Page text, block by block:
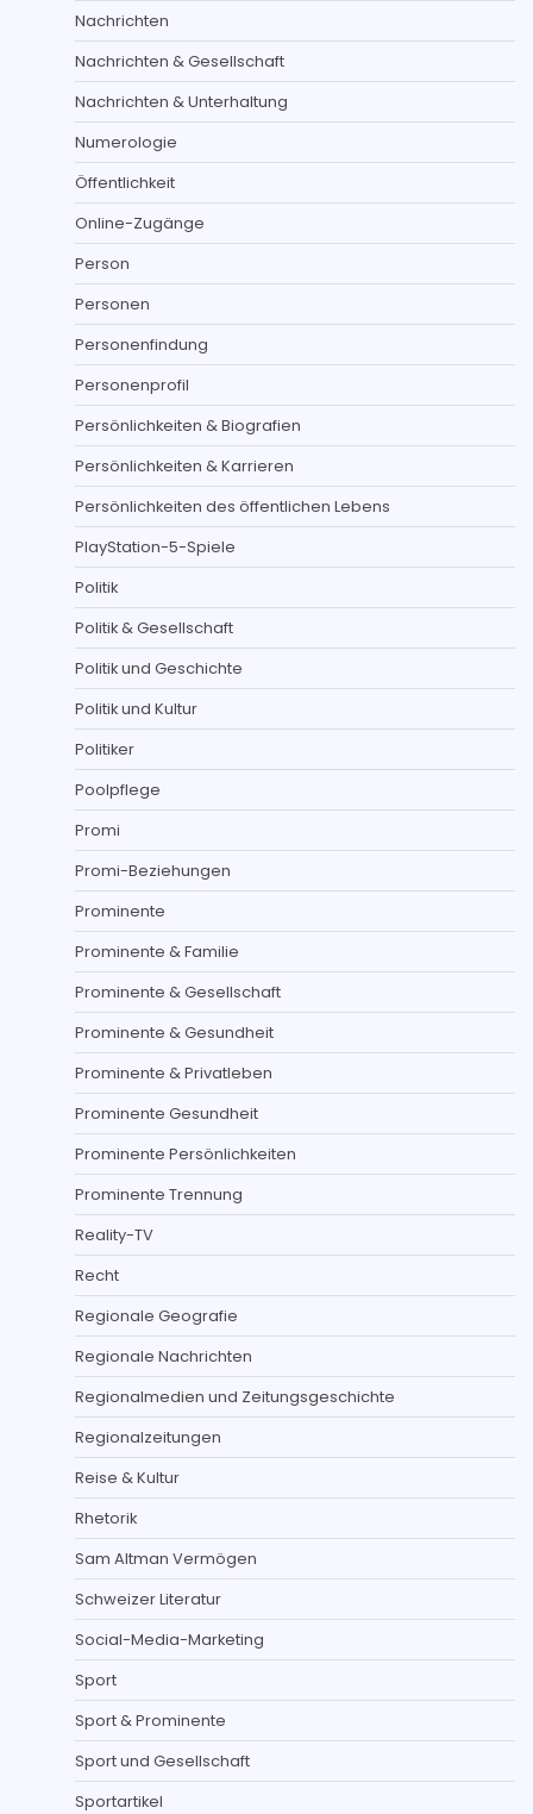
Nachrichten
Nachrichten & Gesellschaft
Nachrichten & Unterhaltung
Numerologie
Öffentlichkeit
Online-Zugänge
Person
Personen
Personenfindung
Personenprofil
Persönlichkeiten & Biografien
Persönlichkeiten & Karrieren
Persönlichkeiten des öffentlichen Lebens
PlayStation-5-Spiele
Politik
Politik & Gesellschaft
Politik und Geschichte
Politik und Kultur
Politiker
Poolpflege
Promi
Promi-Beziehungen
Prominente
Prominente & Familie
Prominente & Gesellschaft
Prominente & Gesundheit
Prominente & Privatleben
Prominente Gesundheit
Prominente Persönlichkeiten
Prominente Trennung
Reality-TV
Recht
Regionale Geografie
Regionale Nachrichten
Regionalmedien und Zeitungsgeschichte
Regionalzeitungen
Reise & Kultur
Rhetorik
Sam Altman Vermögen
Schweizer Literatur
Social-Media-Marketing
Sport
Sport & Prominente
Sport und Gesellschaft
Sportartikel